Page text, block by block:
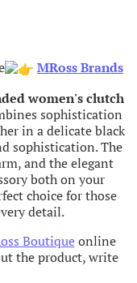
MRoss Brands
women's clutch
sophistication
in a delicate black
sophistication. The
and the elegant
both on your
choice for those
detail.
Boutiqueonline
the product, write